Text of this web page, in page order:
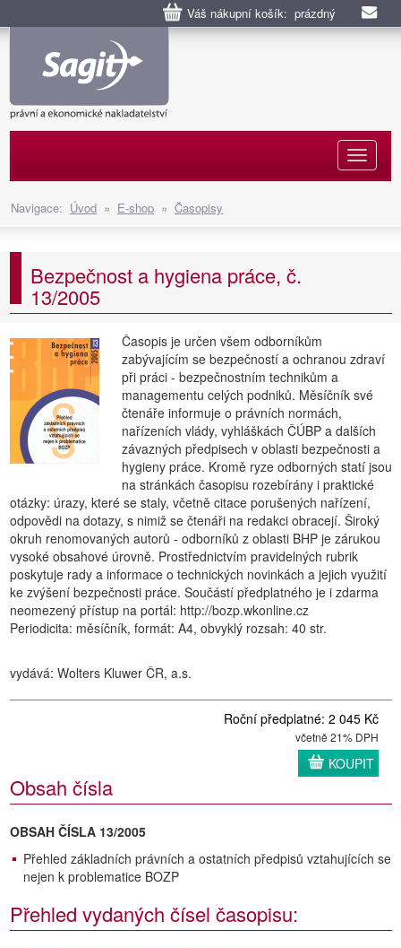
Váš nákupní košík: prázdný
Navigace: Úvod » E-shop » Časopisy
Bezpečnost a hygiena práce, č.
13/2005
Časopis je určen všem odborníkům
zabývajícím se bezpečností a ochranou zdraví
při práci - bezpečnostním technikům a
managementu celých podniků. Měsíčník své
čtenáře informuje o právních normách,
nařízeních vlády, vyhláškách ČÚBP a dalších
závazných předpisech v oblasti bezpečnosti a
hygieny práce. Kromě ryze odborných statí jsou
na stránkách časopisu rozebírány i praktické
otázky: úrazy, které se staly, včetně citace porušených nařízení,
odpovědi na dotazy, s nimiž se čtenáři na redakci obracejí. Široký
okruh renomovaných autorů - odborníků z oblasti BHP je zárukou
vysoké obsahové úrovně. Prostřednictvím pravidelných rubrik
poskytuje rady a informace o technických novinkách a jejich využití
ke zvýšení bezpečnosti práce. Součástí předplatného je i zdarma
neomezený přístup na portál: http://bozp.wkonline.cz
Periodicita: měsíčník, formát: A4, obvyklý rozsah: 40 str.
vydává: Wolters Kluwer ČR, a.s.
Roční předplatné: 2 045 Kč
včetně 21% DPH
KOUPIT
Obsah čísla
OBSAH ČÍSLA 13/2005
Přehled základních právních a ostatních předpisů vztahujících se
nejen k problematice BOZP
Přehled vydaných čísel časopisu: